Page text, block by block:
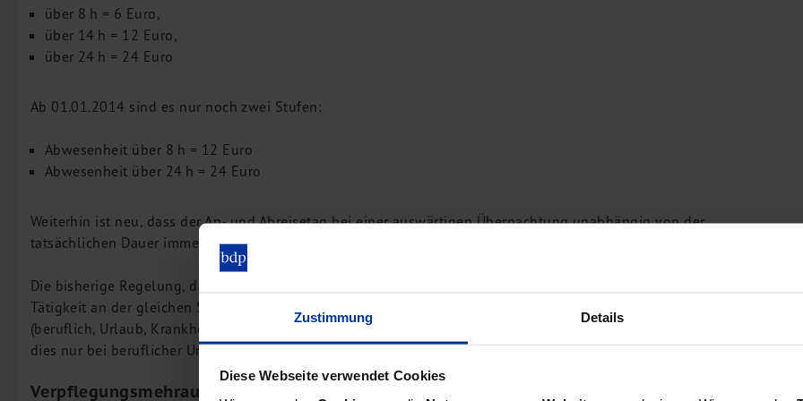
Zustimmung Details
Diese Webseite verwendet Cookies
über 8 h = 6 Euro,
über 14 h = 12 Euro,
über 24 h = 24 Euro
Ab 01.01.2014 sind es nur noch zwei Stufen:
Abwesenheit über 8 h = 12 Euro
Abwesenheit über 24 h = 24 Euro
Weiterhin ist neu, dass der An- und Abreisetag bei einer auswärtigen Übernachtung unabhängig von der
tatsächlichen Dauer immer als über 8 h (= 12 Euro) berechnet wird.
Die bisherige Regelung, dass Verpflegungsmehraufwendungen nur bis maximal drei Monaten bei auswärtiger
Tätigkeit an der gleichen Stelle angesetzt werden dürfen, bleibt bestehen. Neu ist, dass jede Unterbrechung
(beruflich, Urlaub, Krankheit) von mindestens vier Wochen die 3-Monats-Frist wieder in Gang setzt. Bisher galt
dies nur bei beruflicher Unterbrechung.
Verpflegungsmehraufwendungen bei zusätzlicher Mahlzeitengestellung